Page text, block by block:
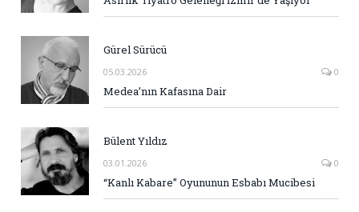
Gürel Sürücü
05.03.2026 0
Medea’nın Kafasına Dair
Bülent Yıldız
03.01.2026 0
“Kanlı Kabare” Oyununun Esbabı Mucibesi